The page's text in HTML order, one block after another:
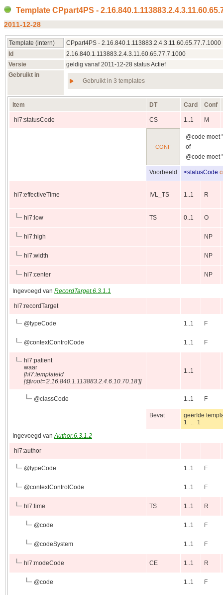
Template CPpart4PS -
2011‑12‑28
Template (intern)
CPpart4PS - 2.16.840.1.113883.2.4.3.11.60.65.77.7.1000
Id
2.16.840.1.113883.2.4.3.11.60.65.77.7.1000
Versie
geldig vanaf 2011‑12‑28 status Actief
Gebruikt in
Gebruikt in 3 templates
Item DT Card Conf
hl7:statusCode CS 1..1 M
CONF
@code moet
of
@code moet
Voorbeeld <statusCode
hl7:effectiveTime IVL_TS 1..1 R
hl7:low TS 0..1 O
hl7:high NP
hl7:width NP
hl7:center NP
Ingevoegd van RecordTarget.6.3.1.1
hl7:recordTarget
@typeCode 1..1 F
@contextControlCode 1..1 F
hl7:patient
waar
[hl7:templateId
[@root='2.16.840.1.113883.2.4.6.10.70.18']]
1..1
@classCode 1..1 F
Bevat
geërfde
1 .. 1
Ingevoegd vanAuthor.6.3.1.2
hl7:author
@typeCode 1..1 F
@contextControlCode 1..1 F
hl7:time TS 1..1 R
@code 1..1 F
@codeSystem 1..1 F
hl7:modeCode CE 1..1 R
@code 1..1 F